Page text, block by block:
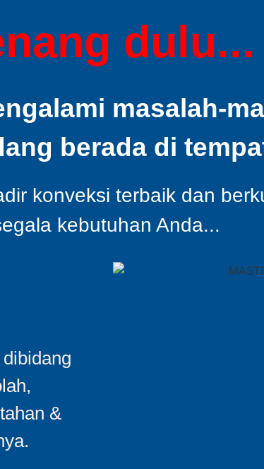
dulu...
masalah-
berada di
konveksi terbaik dan
kebutuhan Anda...
&